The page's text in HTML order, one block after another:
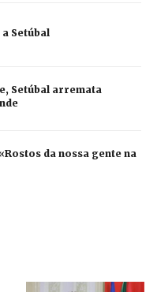
Setúbal
Setúbal arremata
da nossa gente na